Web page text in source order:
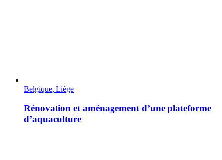
Belgique, Liège
Rénovation et aménagement d’une plateforme
d’aquaculture